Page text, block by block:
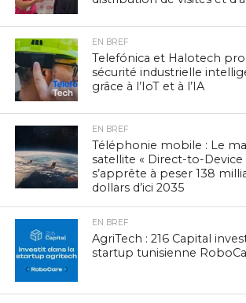
EN BREF
Telefónica et Halotech
sécurité industrielle
grâce à l’IoT et à l’IA
EN BREF
Téléphonie mobile : Le
satellite « Direct-to-Device
s’apprête à peser 138
dollars d’ici 2035
EN BREF
AgriTech : 216 Capital
startup tunisienne